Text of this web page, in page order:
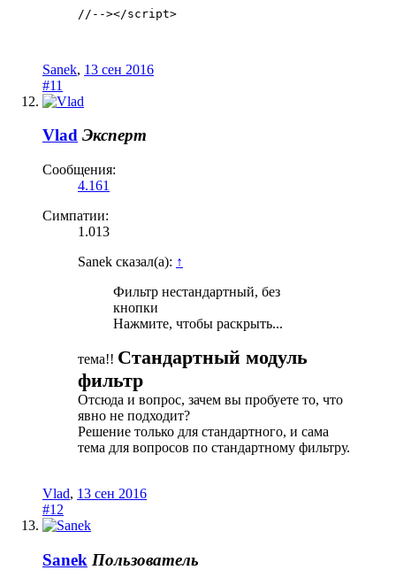
Sanek, 13 сен 2016
#11
Vlad Эксперт
Сообщения:
4.161
Симпатии:
1.013
Sanek сказал(а): ↑
Фильтр нестандартный, без
кнопки
Нажмите, чтобы раскрыть...
тема!! Стандартный модуль
фильтр
Отсюда и вопрос, зачем вы пробуете то, что
явно не подходит?
Решение только для стандартного, и сама
тема для вопросов по стандартному фильтру.
Vlad, 13 сен 2016
#12
Sanek Пользователь